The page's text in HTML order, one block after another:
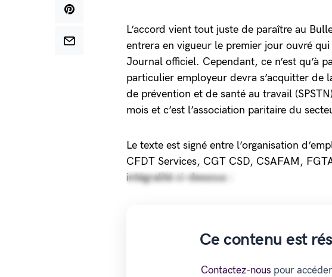
L’accord vient tout juste de paraître au
entrera en vigueur le premier jour ouvré
Journal officiel. Cependant, ce n’est qu’à
particulier employeur devra s’acquitter de
de prévention et de santé au travail
mois et c’est l’association paritaire du
Le texte est signé entre l’organisation
CFDT Services, CGT CSD, CSAFAM,
intégralité ci-dessous :
Ce contenu est
Contactez-nous pour